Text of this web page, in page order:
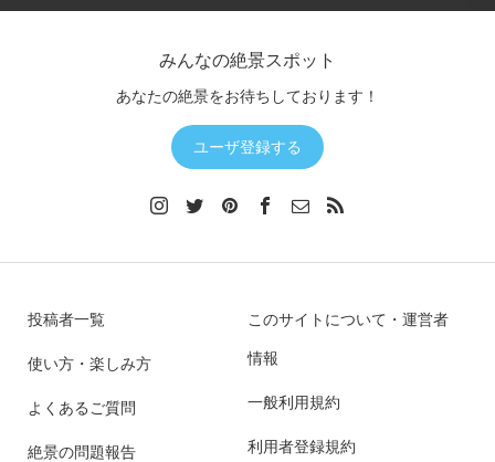
みんなの絶景スポット
あなたの絶景をお待ちしております！
ユーザ登録する
投稿者一覧
使い方・楽しみ方
よくあるご質問
絶景の問題報告
このサイトについて・運営者
情報
一般利用規約
利用者登録規約